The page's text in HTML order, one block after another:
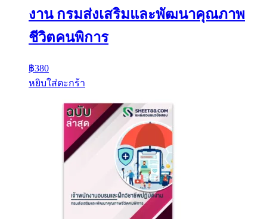
งาน กรมส่งเสริมและพัฒนาคุณภาพ
ชีวิตคนพิการ
฿380
หยิบใส่ตะกร้า